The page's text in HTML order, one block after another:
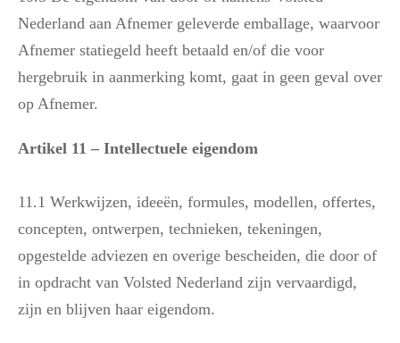
Nederland aan Afnemer geleverde emballage, waarvoor
Afnemer statiegeld heeft betaald en/of die voor
hergebruik in aanmerking komt, gaat in geen geval over
op Afnemer.
Artikel 11 – Intellectuele eigendom
11.1 Werkwijzen, ideeën, formules, modellen, offertes,
concepten, ontwerpen, technieken, tekeningen,
opgestelde adviezen en overige bescheiden, die door of
in opdracht van Volsted Nederland zijn vervaardigd,
zijn en blijven haar eigendom.